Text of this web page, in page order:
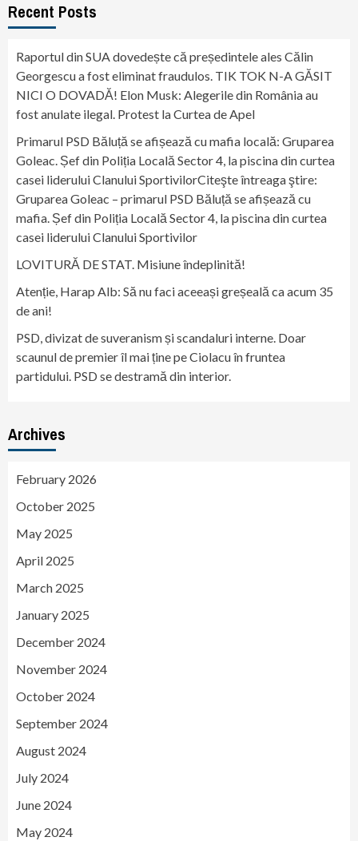
Recent Posts
Raportul din SUA dovedește că președintele ales Călin
Georgescu a fost eliminat fraudulos. TIK TOK N-A GĂSIT
NICI O DOVADĂ! Elon Musk: Alegerile din România au
fost anulate ilegal. Protest la Curtea de Apel
Primarul PSD Băluță se afișează cu mafia locală: Gruparea
Goleac. Șef din Poliția Locală Sector 4, la piscina din curtea
casei liderului Clanului SportivilorCiteşte întreaga ştire:
Gruparea Goleac – primarul PSD Băluță se afișează cu
mafia. Șef din Poliția Locală Sector 4, la piscina din curtea
casei liderului Clanului Sportivilor
LOVITURĂ DE STAT. Misiune îndeplinită!
Atenție, Harap Alb: Să nu faci aceeași greșeală ca acum 35
de ani!
PSD, divizat de suveranism și scandaluri interne. Doar
scaunul de premier îl mai ține pe Ciolacu în fruntea
partidului. PSD se destramă din interior.
Archives
February 2026
October 2025
May 2025
April 2025
March 2025
January 2025
December 2024
November 2024
October 2024
September 2024
August 2024
July 2024
June 2024
May 2024